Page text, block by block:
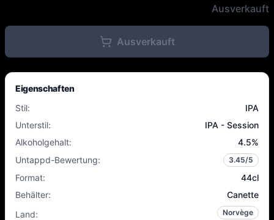
HaandBryggeriet - EndeligAusverkauft
Ausverkauft
Eigenschaften
Stil:
IPA
Unterstil:
IPA - Session
Alkoholgehalt: 4.5%
Untappd-Bewertung: 3.45/5
Format:
44cl
Behälter:
Canette
Land: Norvège